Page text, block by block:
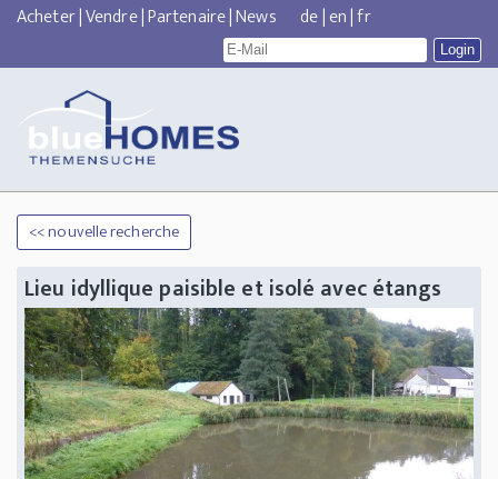
Acheter|Vendre|Partenaire|News de|en|fr
<< nouvelle recherche
Lieu idyllique paisible et isolé avec étangs